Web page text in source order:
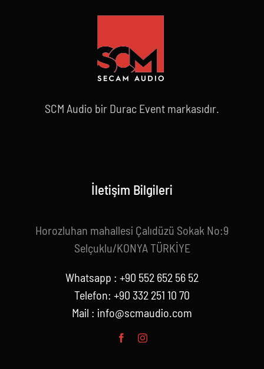
SCM Audio bir Durac Event markasıdır.
İletişim Bilgileri
Horozluhan mahallesi Çalıdüzü Sokak No:9
Selçuklu/KONYA TÜRKİYE
Whatsapp : +90 552 652 56 52
Telefon: +90 332 251 10 70
Mail : info@scmaudio.com